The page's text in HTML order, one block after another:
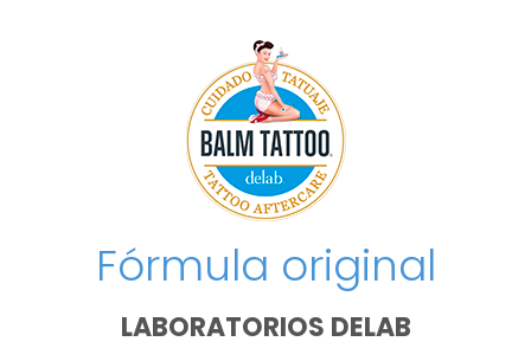
Fórmula original
LABORATORIOS DELAB